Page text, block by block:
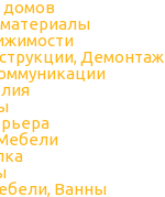
домов
Демонтаж
Ванны